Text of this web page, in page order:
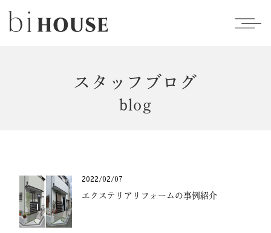
スタッフブログ
blog
2022/02/07
エクステリアリフォームの事例紹介